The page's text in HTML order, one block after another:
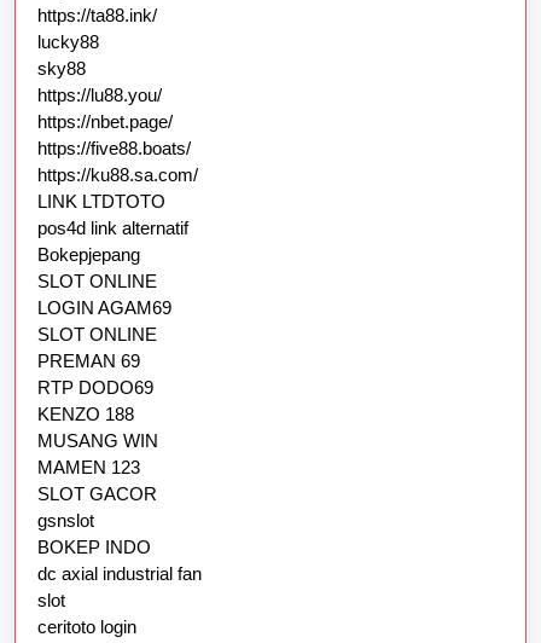
https://ta88.ink/
lucky88
sky88
https://lu88.you/
https://nbet.page/
https://five88.boats/
https://ku88.sa.com/
LINK LTDTOTO
pos4d link alternatif
Bokepjepang
SLOT ONLINE
LOGIN AGAM69
SLOT ONLINE
PREMAN 69
RTP DODO69
KENZO 188
MUSANG WIN
MAMEN 123
SLOT GACOR
gsnslot
BOKEP INDO
dc axial industrial fan
slot
ceritoto login